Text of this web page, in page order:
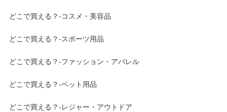
どこで買える？-コスメ・美容品
どこで買える？-スポーツ用品
どこで買える？-ファッション・アパレル
どこで買える？-ペット用品
どこで買える？-レジャー・アウトドア